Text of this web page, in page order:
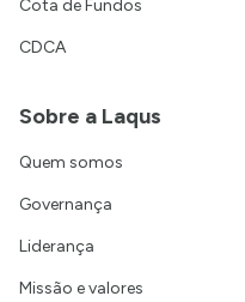
Cota de Fundos
CDCA
Sobre a Laqus
Quem somos
Governança
Liderança
Missão e valores